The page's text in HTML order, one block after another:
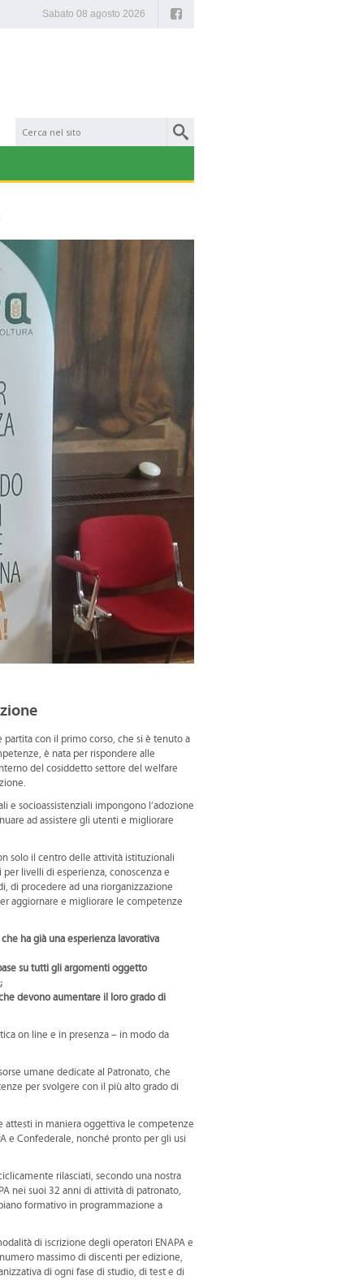
Facebook
Sabato 08 agosto 2026
partita con il primo corso, che si è tenuto a
è nata per rispondere alle
del cosiddetto settore del welfare
e socioassistenziali impongono l’adozione
ad assistere gli utenti e migliorare
solo il centro delle attività istituzionali
livelli di esperienza, conoscenza e
di procedere ad una riorganizzazione
aggiornare e migliorare le competenze
ha già una esperienza lavorativa
su tutti gli argomenti oggetto
devono aumentare il loro grado di
on line e in presenza – in modo da
umane dedicate al Patronato, che
per svolgere con il più alto grado di
attesti in maniera oggettiva le competenze
e Confederale, nonché pronto per gli usi
rilasciati, secondo una nostra
nei suoi 32 anni di attività di patronato,
formativo in programmazione a
di iscrizione degli operatori ENAPA e
massimo di discenti per edizione,
di ogni fase di studio, di test e di